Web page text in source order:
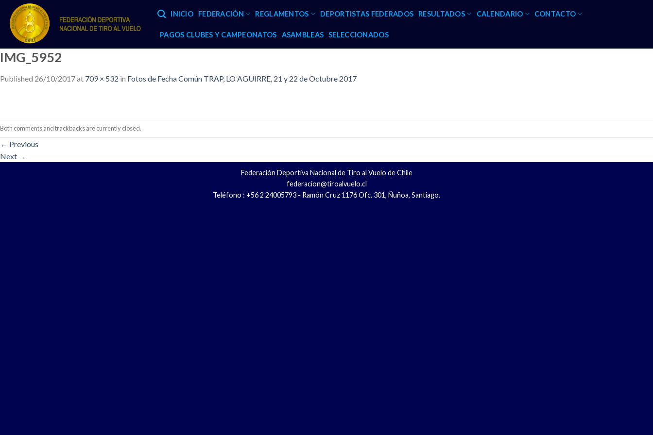
content
INICIO FEDERACIÓN REGLAMENTOS DEPORTISTAS FEDERADOS RESULTADOS CALENDARIO CONTACTO
PAGOS CLUBES Y CAMPEONATOS ASAMBLEAS SELECCIONADOS
IMG_5952
Published 26/10/2017at 709 × 532 in Fotos de Fecha Común TRAP, LO AGUIRRE, 21 y 22 de Octubre 2017
Both comments and trackbacks are currently closed.
← Previous
Next →
Federación Deportiva Nacional de Tiro al Vuelo de Chile
federacion@tiroalvuelo.cl
Teléfono : +56 2 24005793 - Ramón Cruz 1176 Ofc. 301, Ñuñoa, Santiago.